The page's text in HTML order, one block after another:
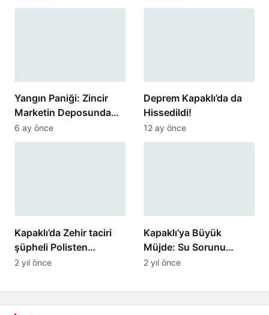
Yangın Paniği: Zincir
Marketin Deposunda
Korku Dolu Anlar
Yaşandı
6 ay önce
Deprem Kapaklı’da da
Hissedildi!
12 ay önce
Kapaklı’da Zehir taciri
şüpheli Polisten
kaçamadı
2 yıl önce
Kapaklı’ya Büyük
Müjde: Su Sorunu
Çözüme Kavuşuyor!
2 yıl önce